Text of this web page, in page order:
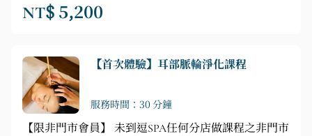
緻層皙敷面►肩頸、手部舒壓按摩
NT$ 5,200
【首次體驗】耳部脈輪淨化課程
服務時間：30 分鐘
【限非門市會員】 未到逗SPA任何分店做課程之非門市